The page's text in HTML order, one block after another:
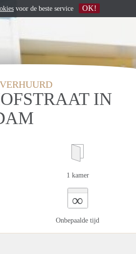
IN
1 kamer
∞
Onbepaalde tijd
voor de beste service OK!